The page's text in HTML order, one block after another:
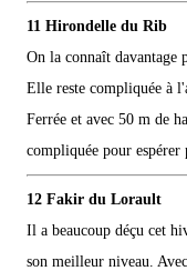
11 Hirondelle du Rib
On la connaît davantage
Elle reste compliquée à
Ferrée et avec 50 m de
compliquée pour
12 Fakir du Lorault
Il a beaucoup déçu cet
son meilleur niveau.